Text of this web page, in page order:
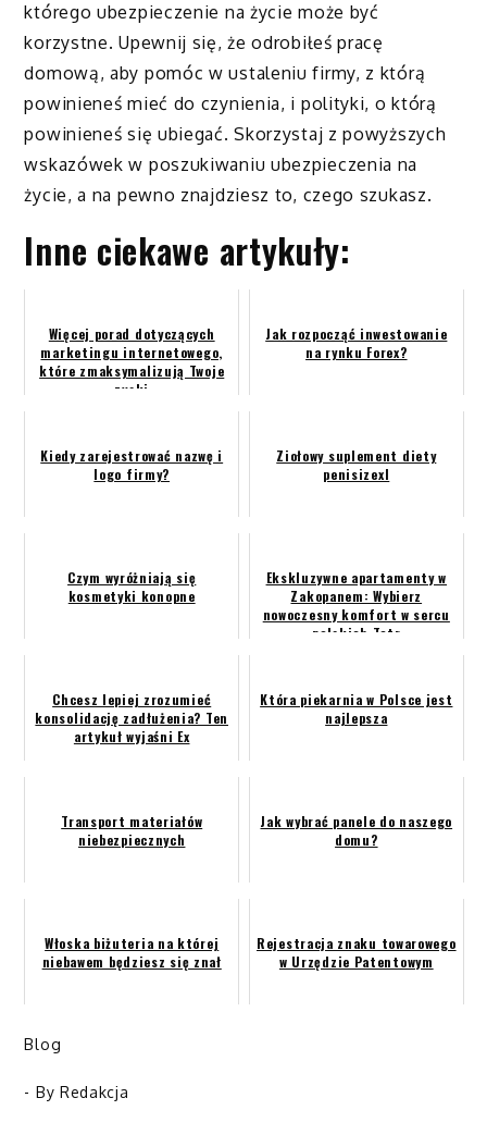
którego ubezpieczenie na życie może być
korzystne. Upewnij się, że odrobiłeś pracę
domową, aby pomóc w ustaleniu firmy, z którą
powinieneś mieć do czynienia, i polityki, o którą
powinieneś się ubiegać. Skorzystaj z powyższych
wskazówek w poszukiwaniu ubezpieczenia na
życie, a na pewno znajdziesz to, czego szukasz.
Inne ciekawe artykuły:
Więcej porad dotyczących
marketingu internetowego,
które zmaksymalizują Twoje
zyski
Jak rozpocząć inwestowanie
na rynku Forex?
Kiedy zarejestrować nazwę i
logo firmy?
Ziołowy suplement diety
penisizexl
Czym wyróżniają się
kosmetyki konopne
Ekskluzywne apartamenty w
Zakopanem: Wybierz
nowoczesny komfort w sercu
polskich Tatr
Chcesz lepiej zrozumieć
konsolidację zadłużenia? Ten
artykuł wyjaśni Ex
Która piekarnia w Polsce jest
najlepsza
Transport materiałów
niebezpiecznych
Jak wybrać panele do naszego
domu?
Włoska biżuteria na której
niebawem będziesz się znał
Rejestracja znaku towarowego
w Urzędzie Patentowym
Blog
- By Redakcja